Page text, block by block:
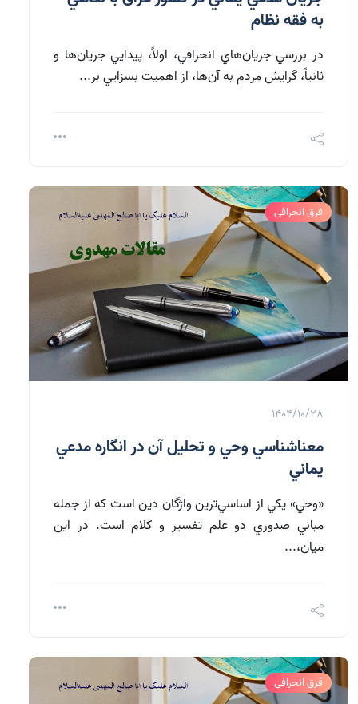
به فقه نظام
در بررسي جريان‌هاي انحرافي، اولاً، پيدايي جريان‌ها و
ثانياً، گرايش مردم به آن‌ها، از اهميت بسزايي بر...
فرق انحرافی
1404/10/28
معناشناسي وحي و تحليل آن در انگاره مدعي
يماني
«وحي» يكي از اساسي‌ترين واژگان دين است كه از جمله
مباني صدوري دو علم تفسير و كلام است. در اين
ميان،...
فرق انحرافی